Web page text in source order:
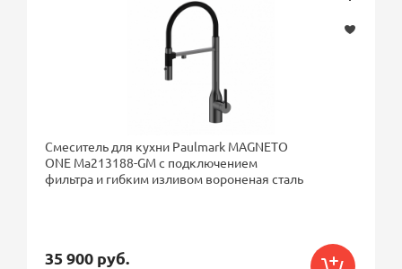
Смеситель для кухни Paulmark MAGNETO
ONE Ma213188-GM с подключением
фильтра и гибким изливом вороненая сталь
35 900 руб.